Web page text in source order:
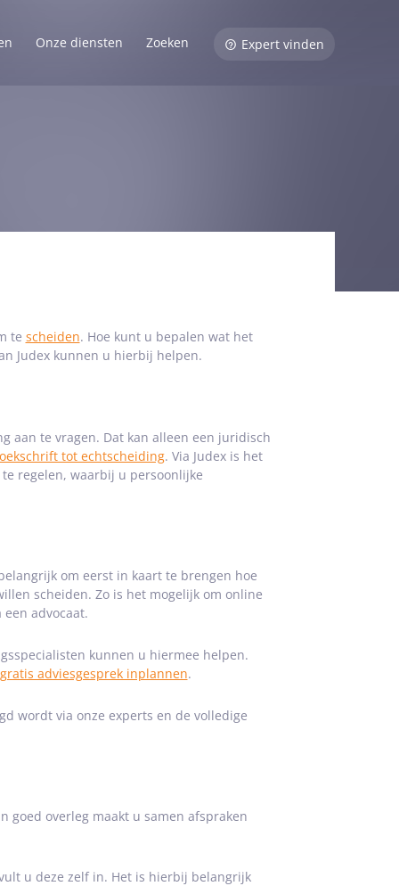
Onze diensten Zoeken Expert vinden
te scheiden. Hoe kunt u bepalen wat het
Judex kunnen u hierbij helpen.
aan te vragen. Dat kan alleen een juridisch
tot echtscheiding. Via Judex is het
regelen, waarbij u persoonlijke
om eerst in kaart te brengen hoe
scheiden. Zo is het mogelijk om online
advocaat.
kunnen u hiermee helpen.
gratis adviesgesprek inplannen.
wordt via onze experts en de volledige
goed overleg maakt u samen afspraken
u deze zelf in. Het is hierbij belangrijk